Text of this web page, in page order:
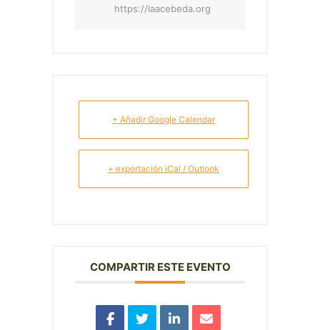
https://laacebeda.org
+ Añadir Google Calendar
+ exportación iCal / Outlook
COMPARTIR ESTE EVENTO